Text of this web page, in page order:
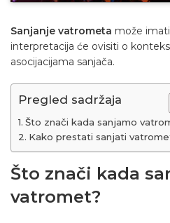
Sanjanje vatrometa može
interpretacija će ovisiti o
asocijacijama sanjača.
Pregled sadržaja
Što znači kada sanjamo
Kako prestati sanjati
Što znači kada
vatromet?